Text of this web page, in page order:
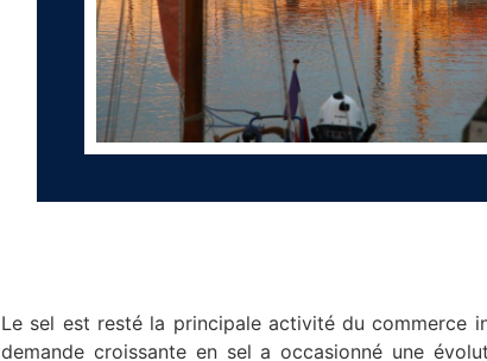
Le sel est resté la principale activité du commerce
demande croissante en sel a occasionné une